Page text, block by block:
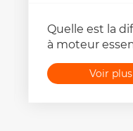
Quelle est la
à moteur
électrique ?
Voir plus